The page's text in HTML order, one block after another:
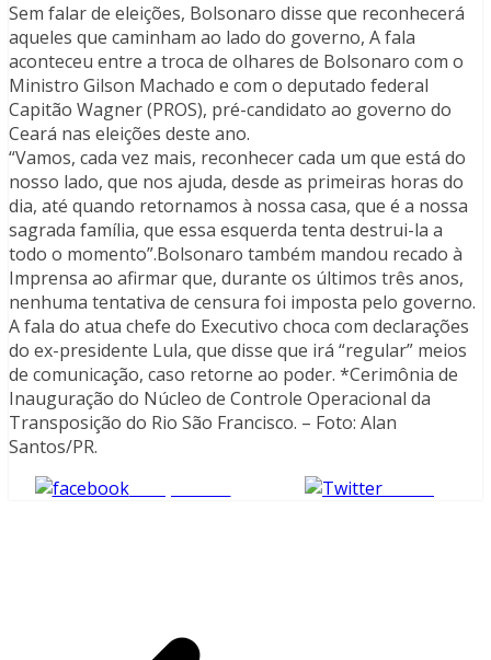
Sem falar de eleições, Bolsonaro disse que reconhecerá
aqueles que caminham ao lado do governo, A fala
aconteceu entre a troca de olhares de Bolsonaro com o
Ministro Gilson Machado e com o deputado federal
Capitão Wagner (PROS), pré-candidato ao governo do
Ceará nas eleições deste ano.
“Vamos, cada vez mais, reconhecer cada um que está do
nosso lado, que nos ajuda, desde as primeiras horas do
dia, até quando retornamos à nossa casa, que é a nossa
sagrada família, que essa esquerda tenta destrui-la a
todo o momento”.Bolsonaro também mandou recado à
Imprensa ao afirmar que, durante os últimos três anos,
nenhuma tentativa de censura foi imposta pelo governo.
A fala do atua chefe do Executivo choca com declarações
do ex-presidente Lula, que disse que irá “regular” meios
de comunicação, caso retorne ao poder. *Cerimônia de
Inauguração do Núcleo de Controle Operacional da
Transposição do Rio São Francisco. – Foto: Alan
Santos/PR.
Compartilhe